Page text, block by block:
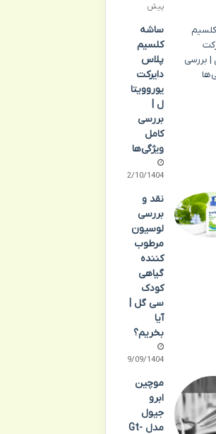
پیش
ساشه
کلسیم
پلاس
دایرکت
یوروویتا
ل |
بررسی
کامل
ویژگی‌ها
02/10/1404
نقد و
بررسی
لوسیون
مرطوب
کننده
گیاهی
کودک
سی گل |
آیا
بخریم؟
29/09/1404
موچین
ابرو
جیول
مدل Gt-